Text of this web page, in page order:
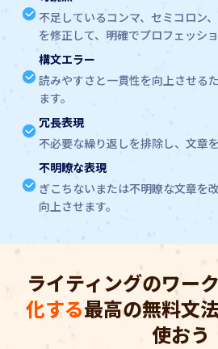
不足しているコンマ、セミコロン
を修正して、明確でプロフェッシ
構文エラー
読みやすさと一貫性を向上させる
ます。
冗長表現
不必要な繰り返しを排除し、文章
不明瞭な表現
ぎこちないまたは不明瞭な文章を
向上させます。
ライティングのワー
化する最高の無料文
使おう